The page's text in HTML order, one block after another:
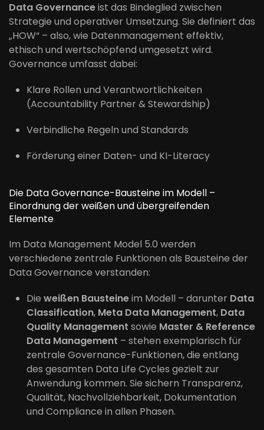
Data Governanceist das Bindeglied zwischen
Strategie und operativer Umsetzung. Sie definiert das
„HOW“ – also, wie Datenmanagement effektiv,
ethisch und wertschöpfend umgesetzt wird.
Governance umfasst dabei:
Klare Rollen und Verantwortlichkeiten
(Accountability Partner & Stewardship)
Verbindliche Regeln und Standards
Förderung einer Daten- und KI-Literacy
Die Data Governance-Bausteine im Modell –
Einordnung der weißen und übergreifenden
Elemente
Im Data Management Model 5.0 werden
verschiedene zentrale Funktionen als Bausteine der
Data Governance verstanden:
Die weißen Bausteineim Modell – darunter Data
Classification, Meta Data Management, Data
Quality Management sowie Master & Reference
Data Management – stehen exemplarisch für
zentrale Governance-Funktionen, die entlang
des gesamten Data Life Cycles gezielt zur
Anwendung kommen. Sie sichern Transparenz,
Qualität, Nachvollziehbarkeit, Dokumentation
und Compliance in allen Phasen.